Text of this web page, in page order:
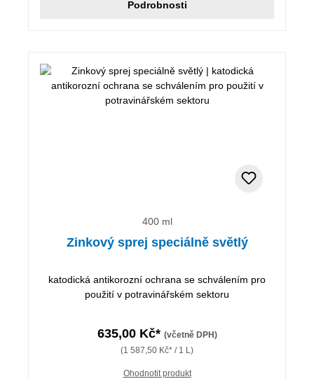
Podrobnosti
400 ml
Zinkový sprej speciálně světlý
katodická antikorozní ochrana se schválením pro
použití v potravinářském sektoru
635,00 Kč* (včetně DPH)
(1 587,50 Kč* / 1 L)
Ohodnotit produkt